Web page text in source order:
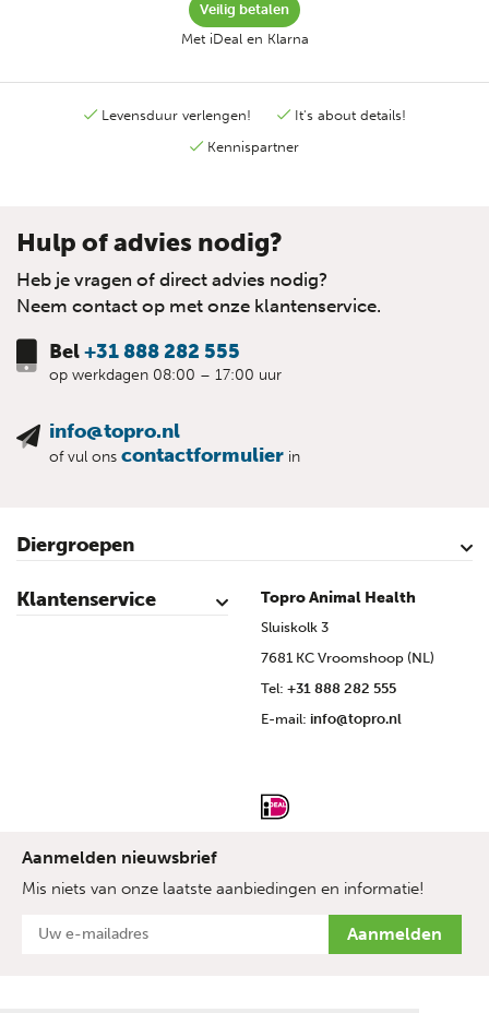
Veilig betalen
Met iDeal en Klarna
Levensduur verlengen!
It's about details!
Kennispartner
Hulp of advies nodig?
Heb je vragen of direct advies nodig?
Neem contact op met onze klantenservice.
Bel+31 888 282 555
op werkdagen 08:00 – 17:00 uur
info@topro.nl
of vul ons contactformulier in
Diergroepen
Rundvee
Kalveren
Schapen
Schaap lammeren
Geiten
Geit lammeren
Varkens
Biggen
Pluimvee
Klantenservice
Contact
Mijn account
Veilig winkelen
Algemene voorwaarden
Privacy- en cookieverklaring
Disclaimer
Bronvermelding
Sitemap
Topro Partners
Cow Programme krant archief
Topro Animal Health
Sluiskolk 3
7681 KC Vroomshoop (NL)
Tel: +31 888 282 555
E-mail: info@topro.nl
Aanmelden nieuwsbrief
Mis niets van onze laatste aanbiedingen en informatie!